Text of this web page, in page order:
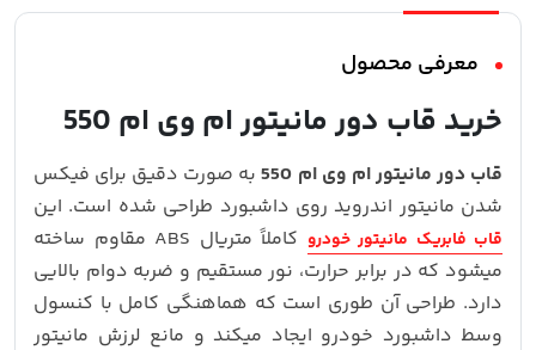
معرفی محصول
خرید قاب دور مانیتور ام وی ام 550
قاب دور مانیتور ام وی ام 550
به‌ صورت دقیق برای فیکس
شدن مانیتور اندروید روی داشبورد طراحی شده است. این
قاب فابریک مانیتور خودرو
کاملاً متریال ABS مقاوم ساخته
میشود که در برابر حرارت، نور مستقیم و ضربه دوام بالایی
دارد. طراحی آن طوری است که هماهنگی کامل با کنسول
وسط داشبورد خودرو ایجاد میکند و مانع لرزش مانیتور